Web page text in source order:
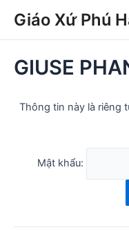
Giáo Xứ Phú
GIUSE
Thông tin này là riêng
Mật khẩu:
navigation